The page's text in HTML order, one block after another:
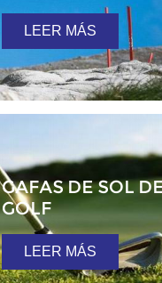
LEER MÁS
GAFAS DE SOL
GOLF
LEER MÁS